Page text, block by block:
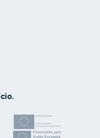
cookies ou